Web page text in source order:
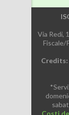
Via Redi,
Fiscale/
Credits:
Costi